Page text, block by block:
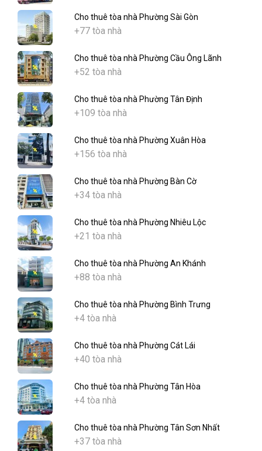
Cho thuê tòa nhà Phường Sài Gòn
+77 tòa nhà
Cho thuê tòa nhà Phường Cầu Ông Lãnh
+52 tòa nhà
Cho thuê tòa nhà Phường Tân Định
+109 tòa nhà
Cho thuê tòa nhà Phường Xuân Hòa
+156 tòa nhà
Cho thuê tòa nhà Phường Bàn Cờ
+34 tòa nhà
Cho thuê tòa nhà Phường Nhiêu Lộc
+21 tòa nhà
Cho thuê tòa nhà Phường An Khánh
+88 tòa nhà
Cho thuê tòa nhà Phường Bình Trưng
+4 tòa nhà
Cho thuê tòa nhà Phường Cát Lái
+40 tòa nhà
Cho thuê tòa nhà Phường Tân Hòa
+4 tòa nhà
Cho thuê tòa nhà Phường Tân Sơn Nhất
+37 tòa nhà